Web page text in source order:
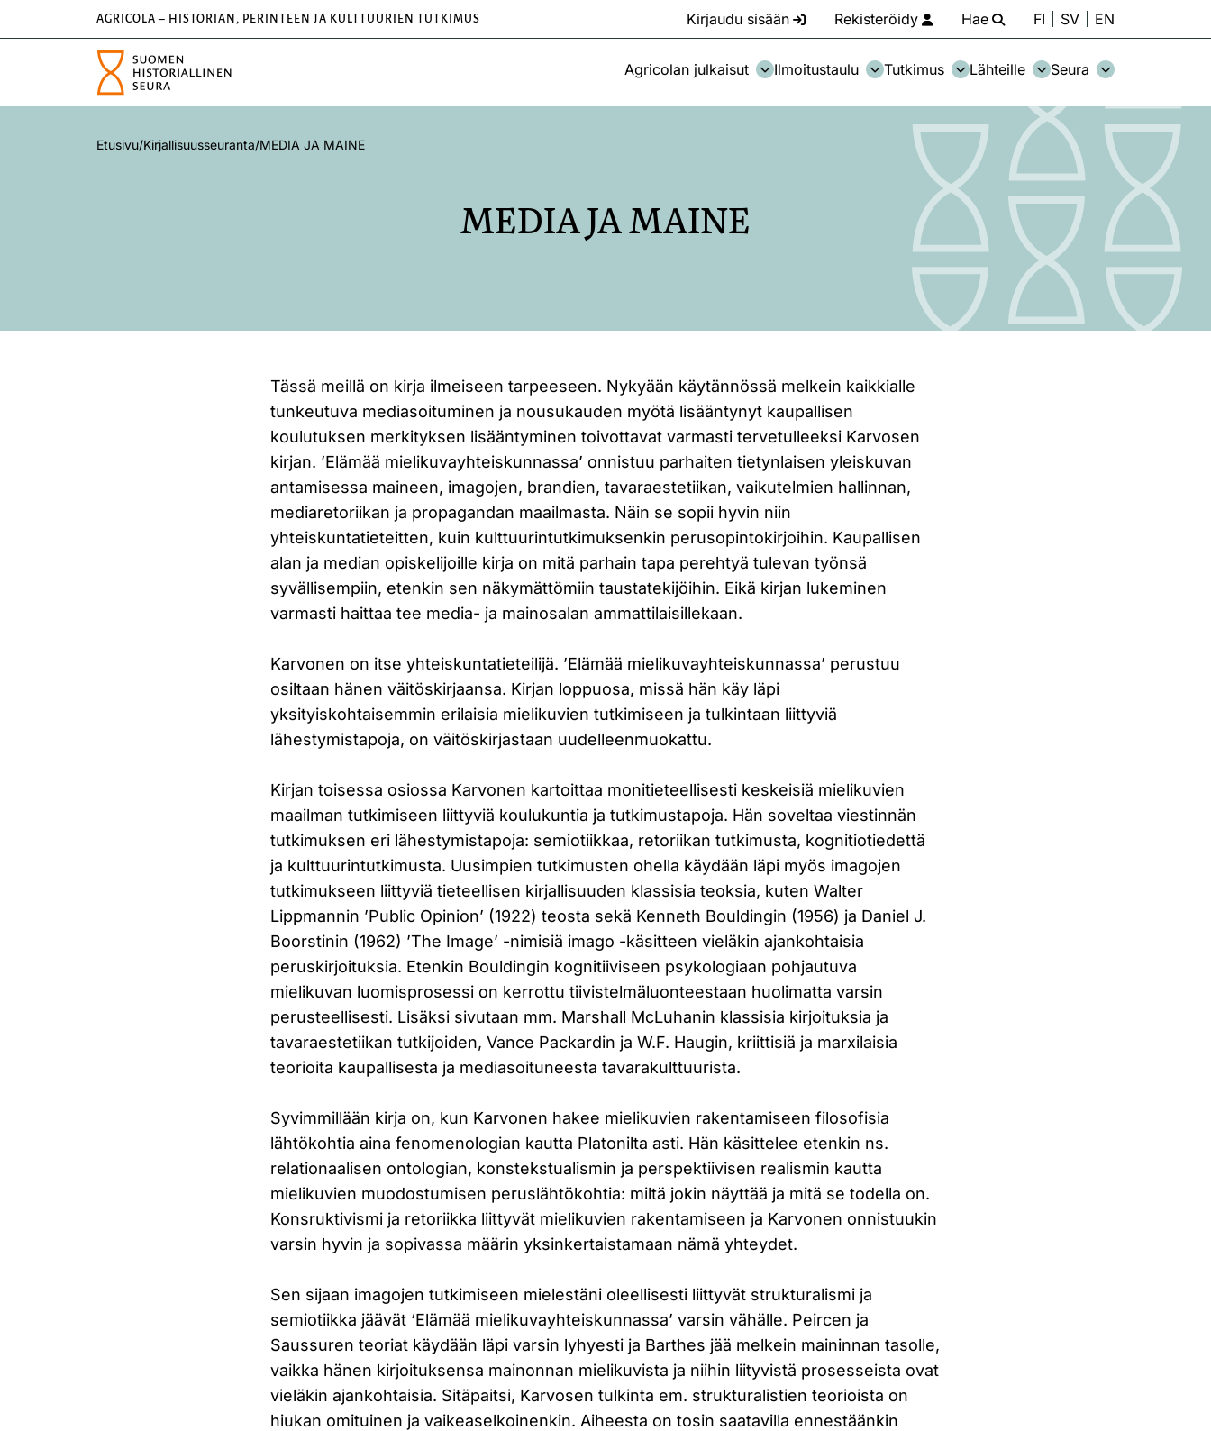
AGRICOLA – HISTORIAN, PERINTEEN JA KULTTUURIEN TUTKIMUS Kirjaudu sisään Rekisteröidy Hae FI SV EN
Agricolan julkaisut Ilmoitustaulu Tutkimus Lähteille Seura
Etusivu/Kirjallisuusseuranta/MEDIA JA MAINE
MEDIA JA MAINE
Tässä meillä on kirja ilmeiseen tarpeeseen. Nykyään käytännössä melkein kaikkialle
tunkeutuva mediasoituminen ja nousukauden myötä lisääntynyt kaupallisen
koulutuksen merkityksen lisääntyminen toivottavat varmasti tervetulleeksi Karvosen
kirjan. ’Elämää mielikuvayhteiskunnassa’ onnistuu parhaiten tietynlaisen yleiskuvan
antamisessa maineen, imagojen, brandien, tavaraestetiikan, vaikutelmien hallinnan,
mediaretoriikan ja propagandan maailmasta. Näin se sopii hyvin niin
yhteiskuntatieteitten, kuin kulttuurintutkimuksenkin perusopintokirjoihin. Kaupallisen
alan ja median opiskelijoille kirja on mitä parhain tapa perehtyä tulevan työnsä
syvällisempiin, etenkin sen näkymättömiin taustatekijöihin. Eikä kirjan lukeminen
varmasti haittaa tee media- ja mainosalan ammattilaisillekaan.
Karvonen on itse yhteiskuntatieteilijä. ’Elämää mielikuvayhteiskunnassa’ perustuu
osiltaan hänen väitöskirjaansa. Kirjan loppuosa, missä hän käy läpi
yksityiskohtaisemmin erilaisia mielikuvien tutkimiseen ja tulkintaan liittyviä
lähestymistapoja, on väitöskirjastaan uudelleenmuokattu.
Kirjan toisessa osiossa Karvonen kartoittaa monitieteellisesti keskeisiä mielikuvien
maailman tutkimiseen liittyviä koulukuntia ja tutkimustapoja. Hän soveltaa viestinnän
tutkimuksen eri lähestymistapoja: semiotiikkaa, retoriikan tutkimusta, kognitiotiedettä
ja kulttuurintutkimusta. Uusimpien tutkimusten ohella käydään läpi myös imagojen
tutkimukseen liittyviä tieteellisen kirjallisuuden klassisia teoksia, kuten Walter
Lippmannin ’Public Opinion’ (1922) teosta sekä Kenneth Bouldingin (1956) ja Daniel J.
Boorstinin (1962) ’The Image’ -nimisiä imago -käsitteen vieläkin ajankohtaisia
peruskirjoituksia. Etenkin Bouldingin kognitiiviseen psykologiaan pohjautuva
mielikuvan luomisprosessi on kerrottu tiivistelmäluonteestaan huolimatta varsin
perusteellisesti. Lisäksi sivutaan mm. Marshall McLuhanin klassisia kirjoituksia ja
tavaraestetiikan tutkijoiden, Vance Packardin ja W.F. Haugin, kriittisiä ja marxilaisia
teorioita kaupallisesta ja mediasoituneesta tavarakulttuurista.
Syvimmillään kirja on, kun Karvonen hakee mielikuvien rakentamiseen filosofisia
lähtökohtia aina fenomenologian kautta Platonilta asti. Hän käsittelee etenkin ns.
relationaalisen ontologian, konstekstualismin ja perspektiivisen realismin kautta
mielikuvien muodostumisen peruslähtökohtia: miltä jokin näyttää ja mitä se todella on.
Konsruktivismi ja retoriikka liittyvät mielikuvien rakentamiseen ja Karvonen onnistuukin
varsin hyvin ja sopivassa määrin yksinkertaistamaan nämä yhteydet.
Sen sijaan imagojen tutkimiseen mielestäni oleellisesti liittyvät strukturalismi ja
semiotiikka jäävät ‘Elämää mielikuvayhteiskunnassa’ varsin vähälle. Peircen ja
Saussuren teoriat käydään läpi varsin lyhyesti ja Barthes jää melkein maininnan tasolle,
vaikka hänen kirjoituksensa mainonnan mielikuvista ja niihin liityvistä prosesseista ovat
vieläkin ajankohtaisia. Sitäpaitsi, Karvosen tulkinta em. strukturalistien teorioista on
hiukan omituinen ja vaikeaselkoinenkin. Aiheesta on tosin saatavilla ennestäänkin